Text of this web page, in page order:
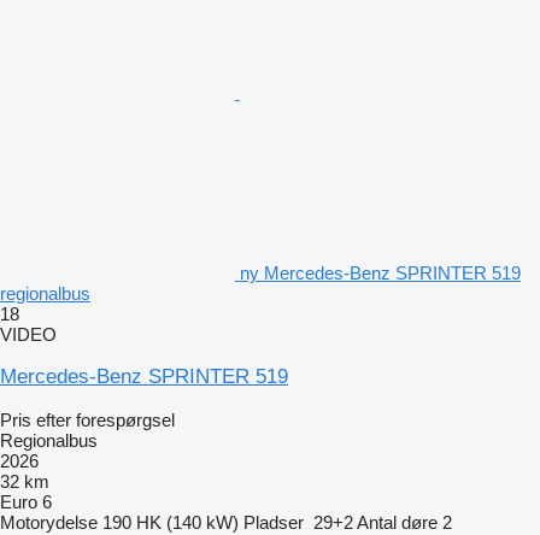
ny Mercedes-Benz SPRINTER 519
regionalbus
18
VIDEO
Mercedes-Benz SPRINTER 519
Pris efter forespørgsel
Regionalbus
2026
32 km
Euro 6
Motorydelse 190 HK (140 kW) Pladser 29+2Antal døre 2